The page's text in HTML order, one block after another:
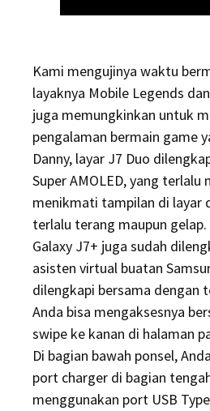
Kami mengujinya waktu
layaknya Mobile Legends
juga memungkinkan untuk
pengalaman bermain game
Danny, layar J7 Duo
Super AMOLED, yang terlalu
menikmati tampilan di layar
terlalu terang maupun gelap.
Galaxy J7+ juga sudah
asisten virtual buatan
dilengkapi bersama dengan
Anda bisa mengaksesnya
swipe ke kanan di halaman
Di bagian bawah ponsel,
port charger di bagian
menggunakan port USB